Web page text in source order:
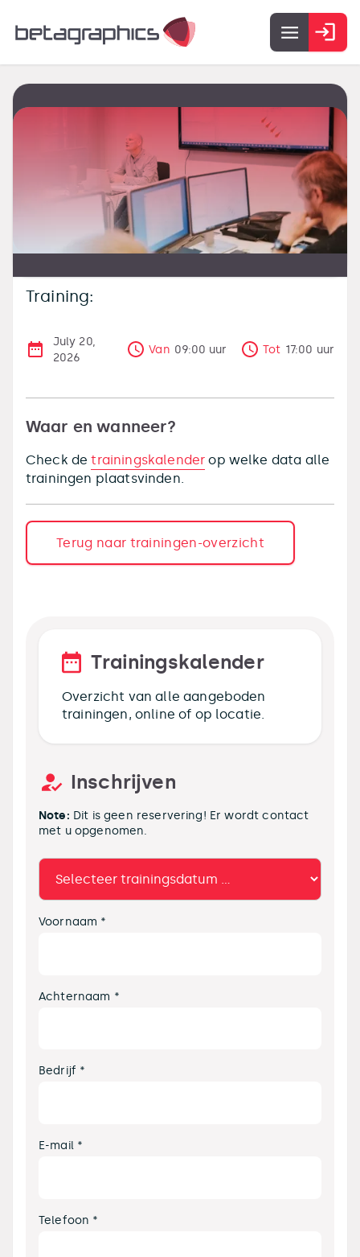
Training:
July 20,
2026
Van 09:00 uur Tot 17:00 uur
Waar en wanneer?
Check detrainingskalender op welke data alle
trainingen plaatsvinden.
Terug naar trainingen-overzicht
Trainingskalender
Overzicht van alle aangeboden
trainingen, online of op locatie.
Inschrijven
Note: Dit is geen reservering! Er wordt contact
met u opgenomen.
Voornaam *
Achternaam *
Bedrijf *
E-mail *
Telefoon *